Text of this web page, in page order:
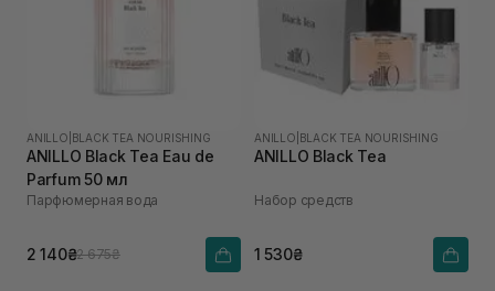
ANILLO BLACK TEA NOURISHING
ANILLO Black Tea Eau de
Parfum 50 мл
Парфюмерная вода
2 140₴2 675₴
ANILLO BLACK TEA NOURISHING
ANILLO Black Tea
Набор средств
1 530₴